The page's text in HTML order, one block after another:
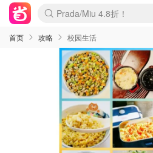
麦卢卡蜂蜜夏促！个位数！
Prada/Miu 4.8折！
啥？必胜客披萨5折！
首页 攻略 校园生活